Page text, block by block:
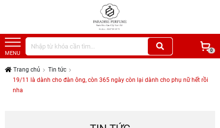
MENU 0
Trang chủ
Tin tức
19/11 là dành cho đàn ông, còn 365 ngày còn lại dành cho phụ nữ hết rồi
nha